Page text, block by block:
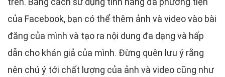
của Facebook, bạn có thể thêm ảnh và video vào bài
đăng của mình và tạo ra nội dung đa dạng và hấp
dẫn cho khán giả của mình. Đừng quên lưu ý rằng
nên chú ý tới chất lượng của ảnh và video cũng như